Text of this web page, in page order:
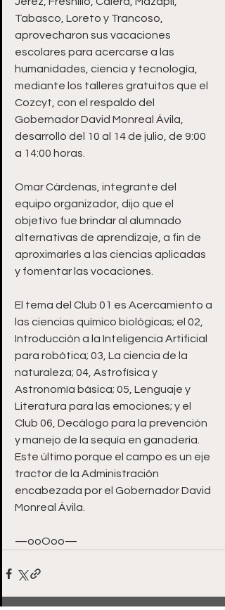
Tabasco, Loreto y Trancoso,
aprovecharon sus vacaciones
escolares para acercarse a las
humanidades, ciencia y tecnología,
mediante los talleres gratuitos que el
Cozcyt, con el respaldo del
Gobernador David Monreal Ávila,
desarrolló del 10 al 14 de julio, de 9:00
a 14:00 horas.
Omar Cárdenas, integrante del
equipo organizador, dijo que el
objetivo fue brindar al alumnado
alternativas de aprendizaje, a fin de
aproximarles a las ciencias aplicadas
y fomentar las vocaciones.
El tema del Club 01 es Acercamiento a
las ciencias químico biológicas; el 02,
Introducción a la Inteligencia Artificial
para robótica; 03, La ciencia de la
naturaleza; 04, Astrofísica y
Astronomía básica; 05, Lenguaje y
Literatura para las emociones; y el
Club 06, Decálogo para la prevención
y manejo de la sequía en ganadería.
Este último porque el campo es un eje
tractor de la Administración
encabezada por el Gobernador David
Monreal Ávila.
—ooOoo—